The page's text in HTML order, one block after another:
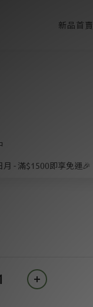
新品首賣
月 - 滿$1500即享免運🎉